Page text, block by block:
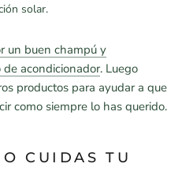
solar.
un buen champú y
acondicionador. Luego
productos para ayudar a que
como siempre lo has querido.
CUIDAS TU